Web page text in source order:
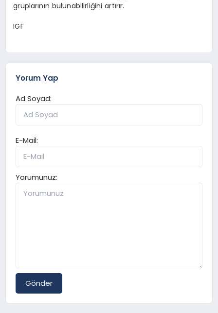
gruplarının bulunabilirliğini artırır.
IGF
Yorum Yap
Ad Soyad:
E-Mail:
Yorumunuz:
Gönder